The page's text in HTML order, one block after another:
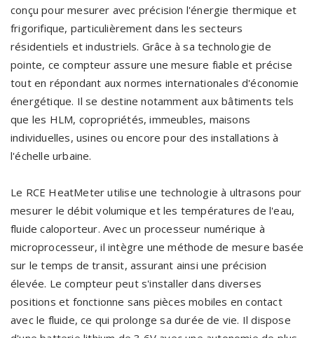
conçu pour mesurer avec précision l'énergie thermique et
frigorifique, particulièrement dans les secteurs
résidentiels et industriels. Grâce à sa technologie de
pointe, ce compteur assure une mesure fiable et précise
tout en répondant aux normes internationales d'économie
énergétique. Il se destine notamment aux bâtiments tels
que les HLM, copropriétés, immeubles, maisons
individuelles, usines ou encore pour des installations à
l'échelle urbaine.
Le RCE HeatMeter utilise une technologie à ultrasons pour
mesurer le débit volumique et les températures de l'eau,
fluide caloporteur. Avec un processeur numérique à
microprocesseur, il intègre une méthode de mesure basée
sur le temps de transit, assurant ainsi une précision
élevée. Le compteur peut s'installer dans diverses
positions et fonctionne sans pièces mobiles en contact
avec le fluide, ce qui prolonge sa durée de vie. Il dispose